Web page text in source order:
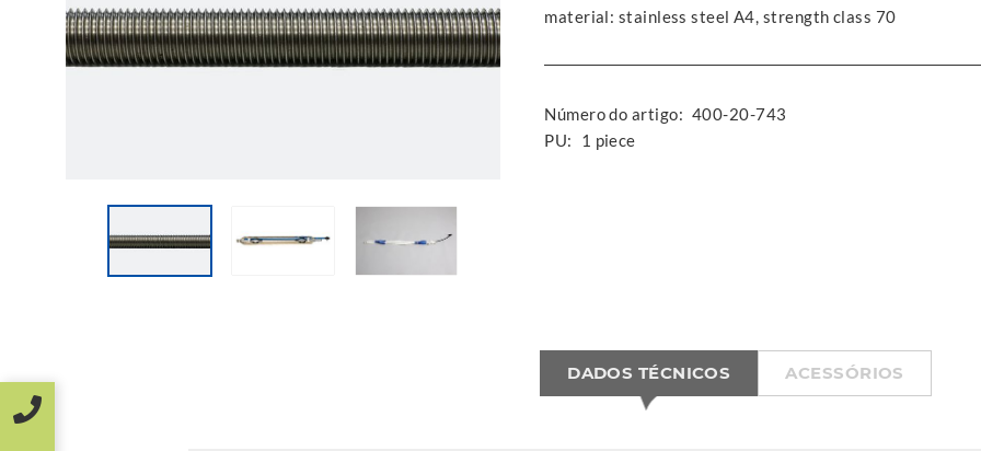
material: stainless steel A4, strength class 70
Número do artigo: 400-20-743
PU:
1 piece
DADOS TÉCNICOS ACESSÓRIOS